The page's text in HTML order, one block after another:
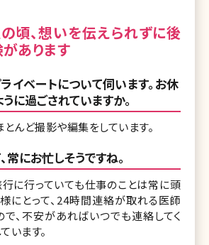
頃、想いを伝えられずに後
あります
イベートについて伺います。お休
に過ごされていますか。
んど撮影や編集をしています。
常にお忙しそうですね。
行に行っていても仕事のことは常に頭
にとって、24時間連絡が取れる医師
、不安があればいつでも連絡してく
います。